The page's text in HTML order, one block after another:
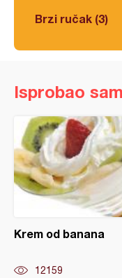
Brzi ručak (3)
Isprobao sam
Krem od banana
12159